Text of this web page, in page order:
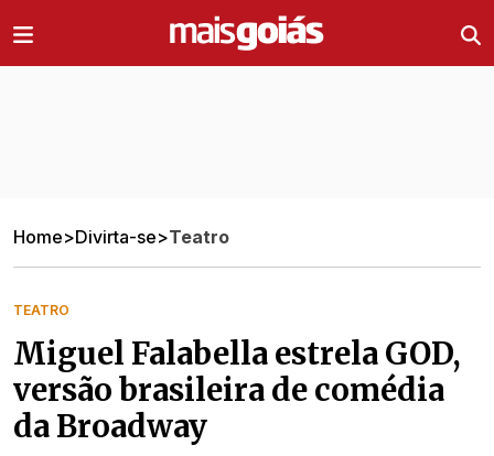
Home>Divirta-se>Teatro
TEATRO
Miguel Falabella estrela GOD,
versão brasileira de comédia
da Broadway